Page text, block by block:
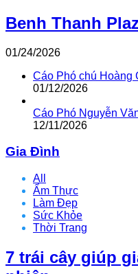
Benh Thanh
01/24/2026
Cáo Phó chú Hoàng
01/12/2026
Cáo Phó Nguyễn
12/11/2026
Gia Đình
All
Ẩm Thực
Làm Đẹp
Sức Khỏe
Thời Trang
7 trái cây giúp